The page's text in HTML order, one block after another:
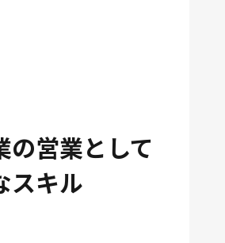
の営業として
スキル